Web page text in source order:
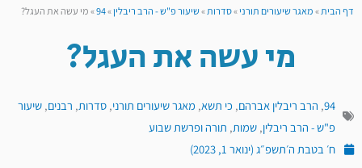
דף הבית»מאגר שיעורים תורני»סדרות»שיעור פ"ש - הרב ריבלין»
94
»מי עשה את העגל?
מי עשה את העגל?
94
, הרב ריבלין אברהם, כי תשא, מאגר שיעורים תורני, סדרות, רבנים, שיעור
פ"ש - הרב ריבלין, שמות, תורה ופרשת שבוע
ח׳ בטבת ה׳תשפ״ג (ינואר 1, 2023)